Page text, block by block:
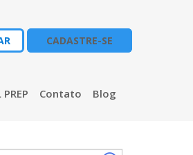
CADASTRE-SE
Contato Blog